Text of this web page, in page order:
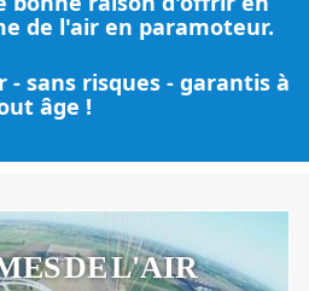
de l'air en paramoteur.
- sans risques - garantis à
âge !
DE L'AIR